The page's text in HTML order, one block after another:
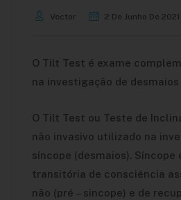
Vector 2 De Junho De 2021
O Tilt Test é exame
na investigação de desmaios
O Tilt Test ou Teste de
não invasivo utilizado na
síncope (desmaios). Síncope
transitória de consciência
não (pré – sincope) e de